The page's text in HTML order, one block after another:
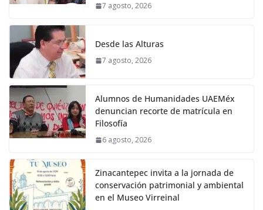
7 agosto, 2026
Desde las Alturas
7 agosto, 2026
Alumnos de Humanidades UAEMéx
denuncian recorte de matrícula en
Filosofía
6 agosto, 2026
Zinacantepec invita a la jornada de
conservación patrimonial y ambiental
en el Museo Virreinal